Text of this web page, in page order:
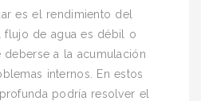
es el rendimiento del
flujo de agua es débil o
deberse a la acumulación
internos. En estos
podría resolver el